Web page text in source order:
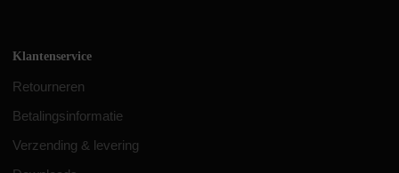
Klantenservice
Retourneren
Betalingsinformatie
Verzending & levering